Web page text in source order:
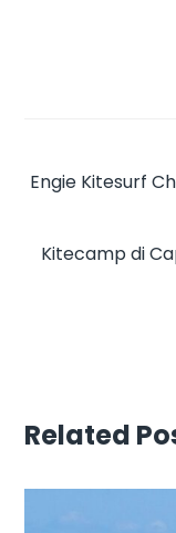
Engie Kitesurf
Kitecamp di
Related